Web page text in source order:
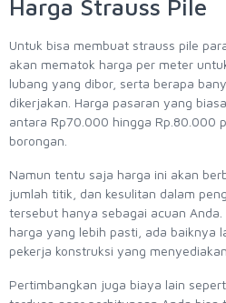
Harga Strauss Pile
Untuk bisa membuat strauss pile
akan mematok harga per meter
lubang yang dibor, serta berapa
dikerjakan. Harga pasaran yang
antara Rp70.000 hingga Rp.80.000
borongan.
Namun tentu saja harga ini akan
jumlah titik, dan kesulitan dalam
tersebut hanya sebagai acuan
harga yang lebih pasti, ada baiknya
pekerja konstruksi yang
Pertimbangkan juga biaya lain